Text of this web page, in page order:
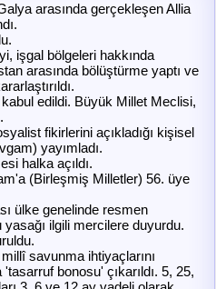
- v2025.01
C.S.
arasında gerçekleşen Allia
işgal bölgeleri hakkında
arasında bölüştürme yaptı ve
edildi. Büyük Millet Meclisi,
fikirlerini açıkladığı kişisel
yayımladı.
halka açıldı.
(Birleşmiş Milletler) 56. üye
ülke genelinde resmen
ilgili mercilere duyurdu.
savunma ihtiyaçlarını
bonosu' çıkarıldı. 5, 25,